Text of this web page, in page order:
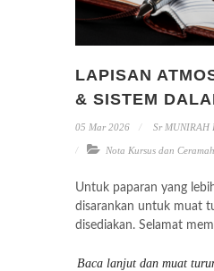
LAPISAN
& SISTEM
05 Mar 2026 Sr MUNIRAH
Nota Kursus dan Ceramah
Untuk paparan yang
disarankan untuk muat
disediakan. Selamat
Baca lanjut dan muat